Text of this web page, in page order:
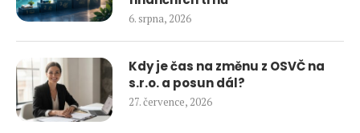
6. srpna, 2026
Kdy je čas na změnu z OSVČ na
s.r.o. a posun dál?
27. července, 2026